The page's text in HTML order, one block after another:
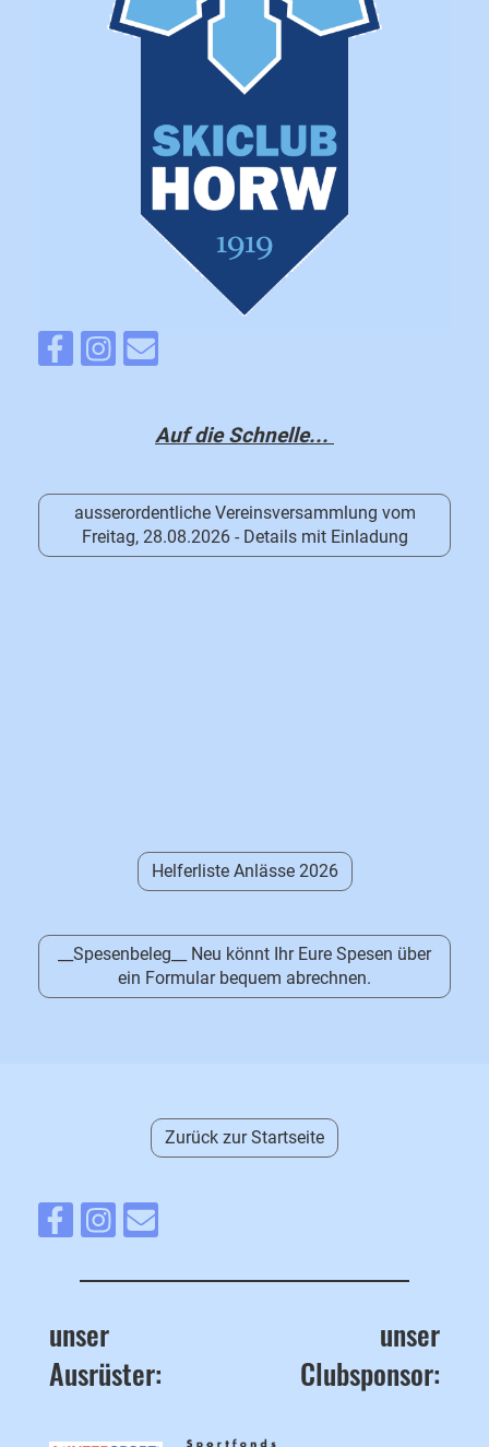
Auf die Schnelle...
ausserordentliche Vereinsversammlung vom
Freitag, 28.08.2026 - Details mit Einladung
Helferliste Anlässe 2026
__Spesenbeleg__ Neu könnt Ihr Eure Spesen über
ein Formular bequem abrechnen.
Zurück zur Startseite
unser
Ausrüster:
unser
Clubsponsor: